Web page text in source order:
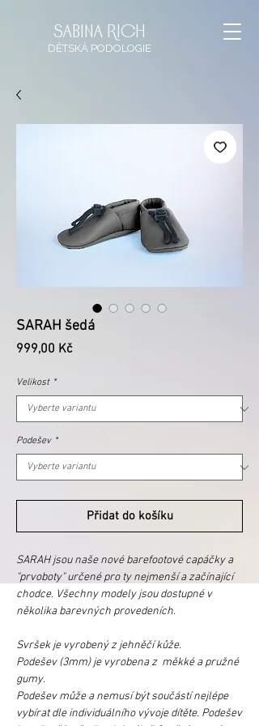
sabina rich
DĚTSKÁ PODOLOGIE
SARAH šedá
999,00 KčCena
Velikost *
Podešev *
Přidat do košíku
SARAH jsou naše nové barefootové capáčky a
"prvoboty" určené pro ty nejmenší a začínající
chodce. Všechny modely jsou dostupné v
několika barevných provedeních.
Svršek je vyrobený z jehněčí kůže.
Podešev (3mm) je vyrobena z měkké a pružné
gumy.
Podešev může a nemusí být součástí nejlépe
vybírat dle individuálního vývoje dítěte. Podešev